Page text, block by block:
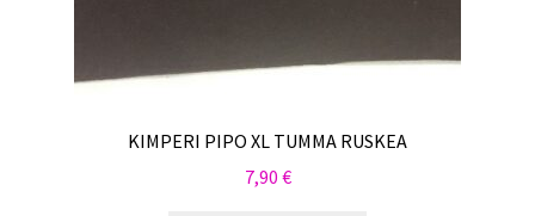
KIMPERI PIPO XL TUMMA RUSKEA
7,90 €